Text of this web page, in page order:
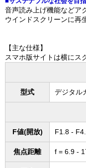
音声読み上げ機能などア
ウインドスクリーンに再
【主な仕様】
スマホ版サイトは横にス
型式 デジタル
F値(開放) F1.8 -
焦点距離 f = 6.9 -